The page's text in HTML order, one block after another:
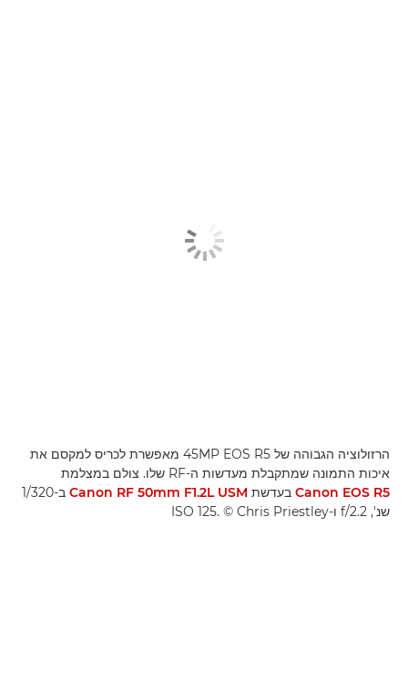
הרזולוציה הגבוהה של 45MP EOS R5 מאפשרת לכריס למקסם את
איכות התמונה שמתקבלת מעדשות ה-RF שלו. צולם במצלמת
Canon EOS R5 בעדשת Canon RF 50mm F1.2L USM
ב-1/320
שנ', f/2.2 ו-ISO 125. ‎© Chris Priestley